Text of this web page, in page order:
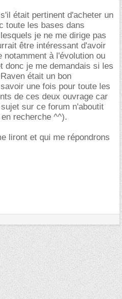
était pertinent d'acheter un
toute les bases dans
je ne me dirige pas
être intéressant d'avoir
notamment à l'évolution ou
donc je me demandais si les
était un bon
une fois pour toute les
de ces deux ouvrage car
sur ce forum n'aboutit
recherche ^^).
liront et qui me répondrons